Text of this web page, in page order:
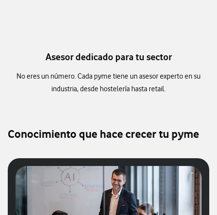
Asesor dedicado para tu sector
No eres un número. Cada pyme tiene un asesor experto en su
industria, desde hostelería hasta retail.
Conocimiento que hace crecer tu pyme